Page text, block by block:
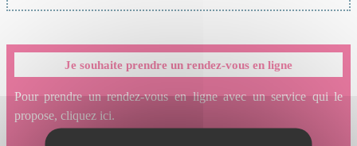
Je souhaite prendre un rendez-vous en ligne
Pour prendre un rendez-vous en ligne avec un service qui le
propose, cliquez ici.